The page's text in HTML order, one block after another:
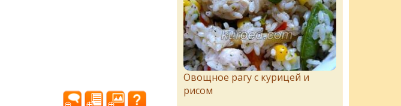
Овощное рагу с курицей и
рисом